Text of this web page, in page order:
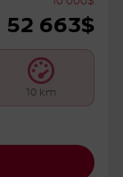
52 663$
10 km